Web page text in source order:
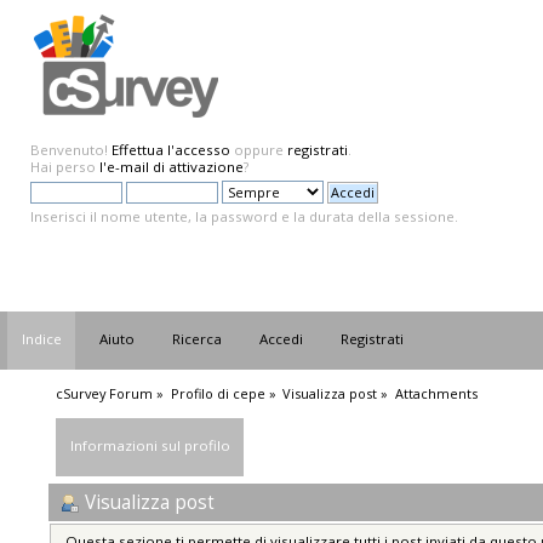
Benvenuto! Effettua l'accesso oppure registrati.
Hai perso l'e-mail di attivazione?
Inserisci il nome utente, la password e la durata della sessione.
Indice Aiuto Ricerca Accedi Registrati
cSurvey Forum » Profilo di cepe » Visualizza post » Attachments
Informazioni sul profilo
Visualizza post